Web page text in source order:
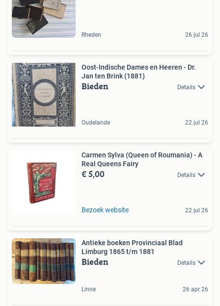
Rheden 26 jul 26
Oost-Indische Dames en Heeren - Dr.
Jan ten Brink (1881)
Bieden Details
Oudelande 22 jul 26
Carmen Sylva (Queen of Roumania) - A
Real Queens Fairy
€ 5,00 Details
Bezoek website 22 jul 26
Antieke boeken Provinciaal Blad
Limburg 1865 t/m 1881
Bieden Details
Linne 26 apr 26